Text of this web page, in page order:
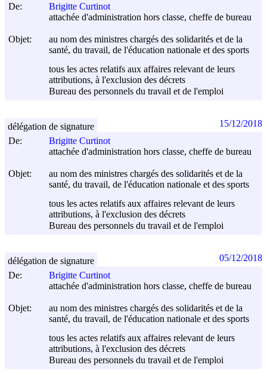
De:
Brigitte Curtinot
attachée d'administration hors classe, cheffe de bureau
Objet:
au nom des ministres chargés des solidarités et de la
santé, du travail, de l'éducation nationale et des sports
tous les actes relatifs aux affaires relevant de leurs
attributions, à l'exclusion des décrets
Bureau des personnels du travail et de l'emploi
De:
Brigitte Curtinot
attachée d'administration hors classe, cheffe de bureau
Objet:
au nom des ministres chargés des solidarités et de la
santé, du travail, de l'éducation nationale et des sports
tous les actes relatifs aux affaires relevant de leurs
attributions, à l'exclusion des décrets
Bureau des personnels du travail et de l'emploi
délégation de signature 15/12/2018
De:
Brigitte Curtinot
attachée d'administration hors classe, cheffe de bureau
Objet:
au nom des ministres chargés des solidarités et de la
santé, du travail, de l'éducation nationale et des sports
tous les actes relatifs aux affaires relevant de leurs
attributions, à l'exclusion des décrets
Bureau des personnels du travail et de l'emploi
délégation de signature 05/12/2018